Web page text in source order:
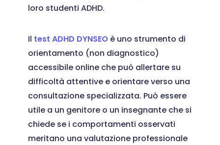
loro studenti ADHD.
Il test ADHD DYNSEOè uno strumento di
orientamento (non diagnostico)
accessibile online che può allertare su
difficoltà attentive e orientare verso una
consultazione specializzata. Può essere
utile a un genitore o un insegnante che si
chiede se i comportamenti osservati
meritano una valutazione professionale